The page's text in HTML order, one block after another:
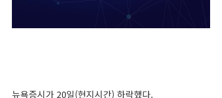
뉴욕증시가 20일(현지시간) 하락했다.